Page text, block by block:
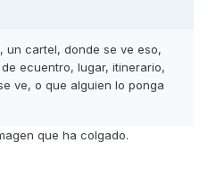
un cartel, donde se ve eso,
ecuentro, lugar, itinerario,
ve, o que alguien lo ponga
que ha colgado.